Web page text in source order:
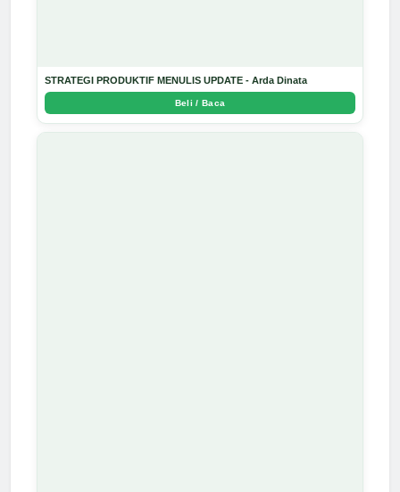
STRATEGI PRODUKTIF MENULIS UPDATE - Arda Dinata
Beli / Baca